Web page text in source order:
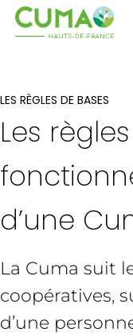
LES RÈGLES DE BASES
Les
d’une
La Cuma suit
coopératives,
d’une